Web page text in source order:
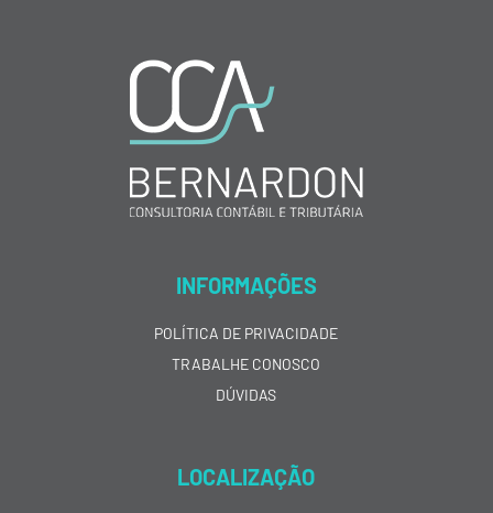
INFORMAÇÕES
POLÍTICA DE PRIVACIDADE
TRABALHE CONOSCO
DÚVIDAS
LOCALIZAÇÃO